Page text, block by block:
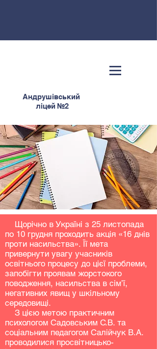
Андрушівський
ліцей №2
Щорічно в Україні з 25 листопада
по 10 грудня проходить акція «16 днів
проти насильства». Її мета
привернути увагу учасників
освітнього процесу до цієї проблеми,
запобігти проявам жорстокого
поводження, насильства в сім’ї,
негативних явищ у шкільному
середовищі.
З цією метою практичним
психологом Садовським С.В. та
соціальним педагогом Салійчук В.А.
проводилися просвітницько-